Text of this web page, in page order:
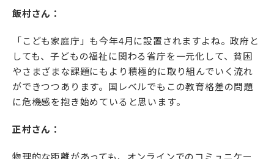
飯村さん：
「こども家庭庁」も今年4月に設置されますよね。政府と
しても、子どもの福祉に関わる省庁を一元化して、貧困
やさまざまな課題にもより積極的に取り組んでいく流れ
ができつつあります。国レベルでもこの教育格差の問題
に危機感を抱き始めていると思います。
正村さん：
物理的な距離があっても、オンラインでのコミュニケー